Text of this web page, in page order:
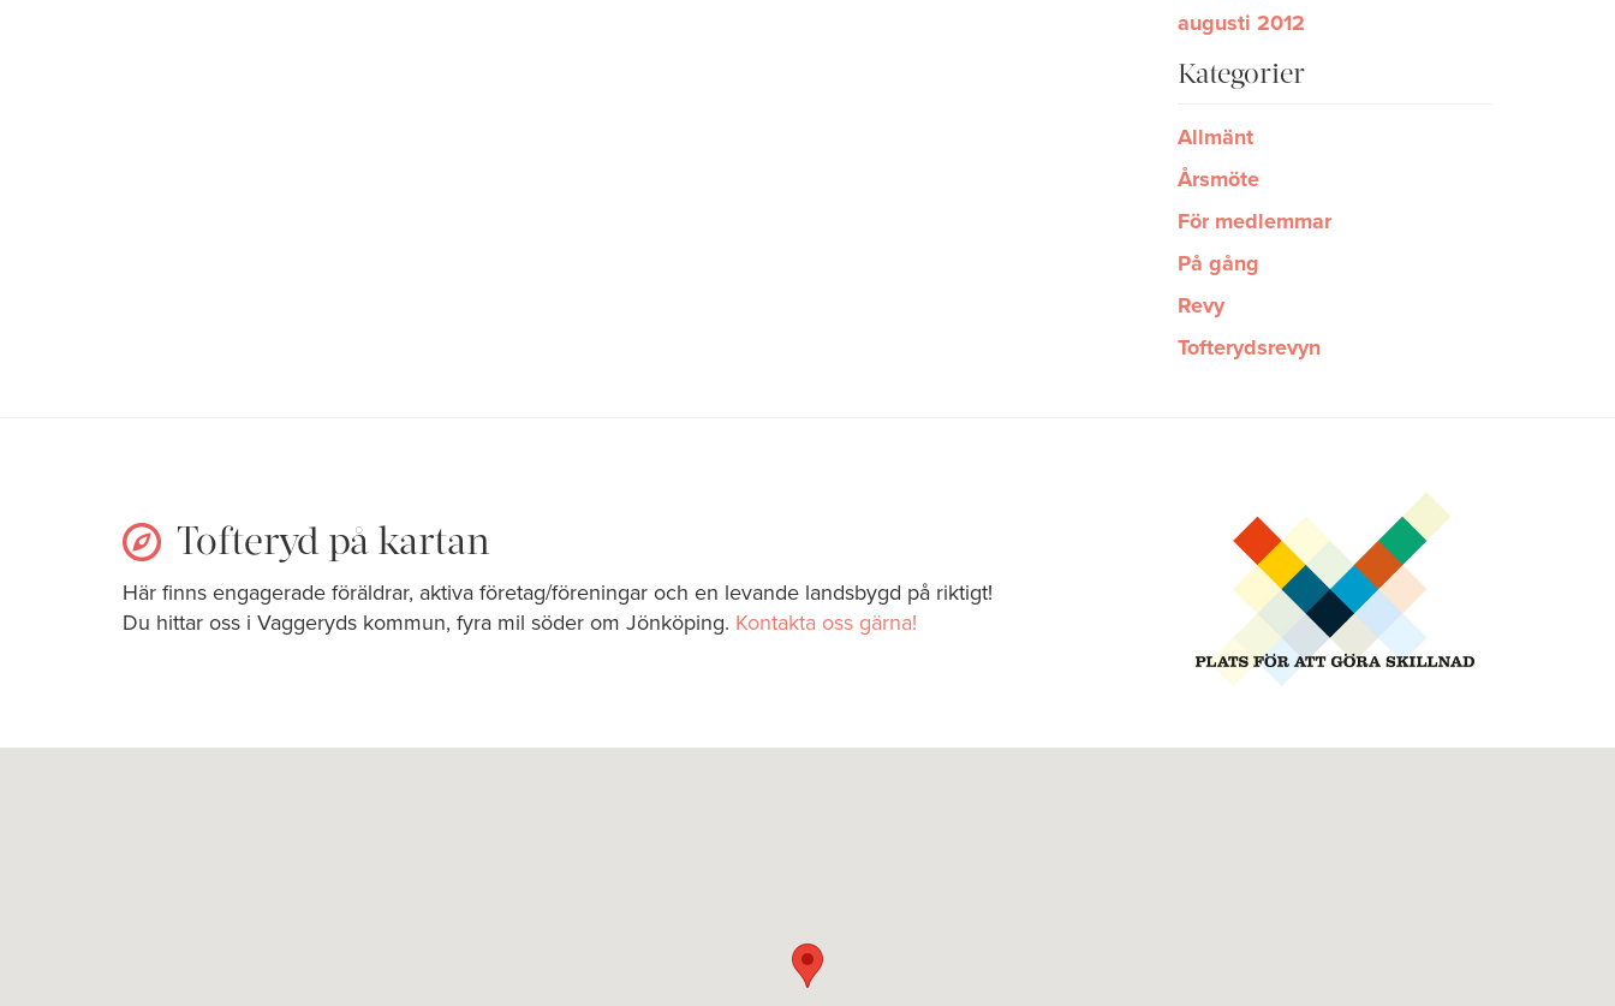
augusti 2012
Kategorier
Allmänt
Årsmöte
För medlemmar
På gång
Revy
Tofterydsrevyn
Tofteryd på kartan
Här finns engagerade föräldrar, aktiva företag/föreningar och en levande landsbygd på riktigt!
Du hittar oss i Vaggeryds kommun, fyra mil söder om Jönköping. Kontakta oss gärna!